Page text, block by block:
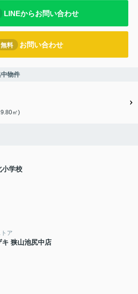
LINEからお問い合わせ
無料 お問い合わせ
物件
㎡)
小学校
ア
狭山池尻中店